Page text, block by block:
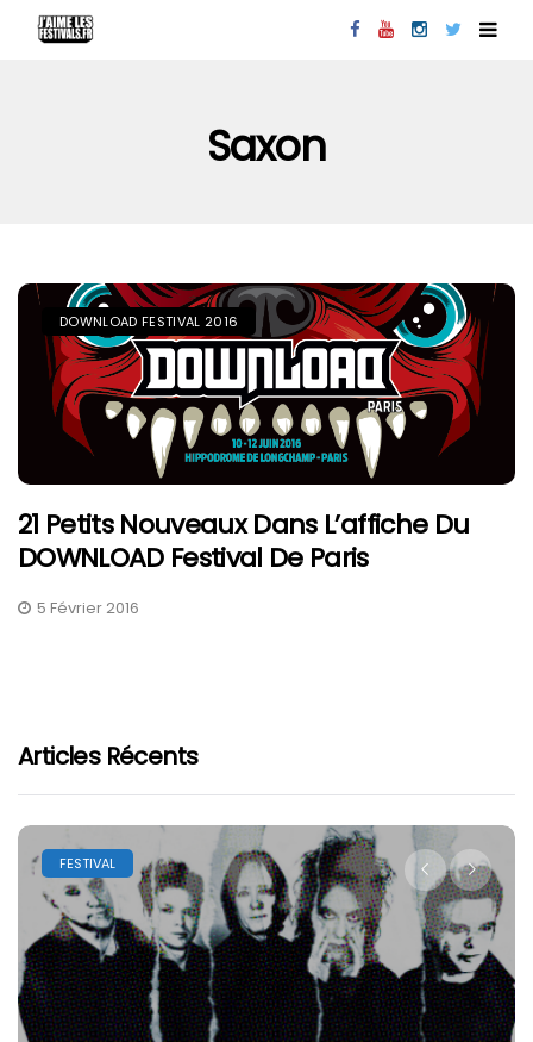
Saxon
DOWNLOAD FESTIVAL 2016
21 Petits Nouveaux Dans L’affiche Du
DOWNLOAD Festival De Paris
5 Février 2016
Articles Récents
FESTIVAL